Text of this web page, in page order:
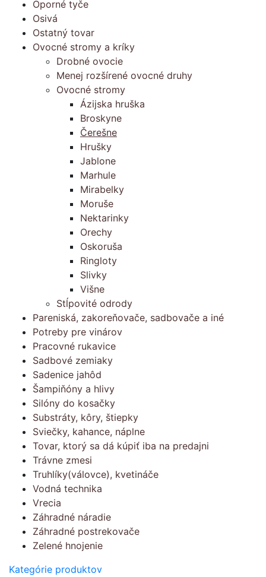
Oporné tyče
Osivá
Ostatný tovar
Ovocné stromy a kríky
Drobné ovocie
Menej rozšírené ovocné druhy
Ovocné stromy
Ázijska hruška
Broskyne
Čerešne
Hrušky
Jablone
Marhule
Mirabelky
Moruše
Nektarinky
Orechy
Oskoruša
Ringloty
Slivky
Višne
Stĺpovité odrody
Pareniská, zakoreňovače, sadbovače a iné
Potreby pre vinárov
Pracovné rukavice
Sadbové zemiaky
Sadenice jahôd
Šampiňóny a hlivy
Silóny do kosačky
Substráty, kôry, štiepky
Sviečky, kahance, náplne
Tovar, ktorý sa dá kúpiť iba na predajni
Trávne zmesi
Truhlíky(válovce), kvetináče
Vodná technika
Vrecia
Záhradné náradie
Záhradné postrekovače
Zelené hnojenie
Kategórie produktov